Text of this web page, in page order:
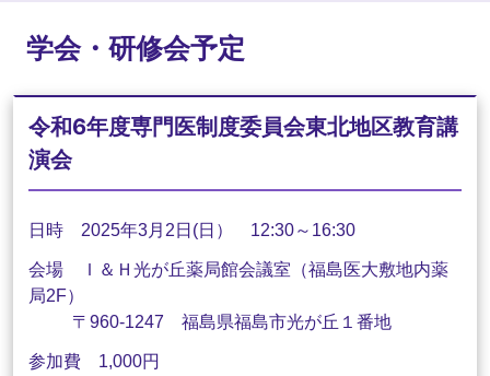
学会・研修会予定
令和6年度専門医制度委員会東北地区教育講
演会
日時 2025年3月2日(日） 12:30～16:30
会場 Ｉ＆Ｈ光が丘薬局館会議室（福島医大敷地内薬
局2F）
〒960-1247 福島県福島市光が丘１番地
参加費 1,000円